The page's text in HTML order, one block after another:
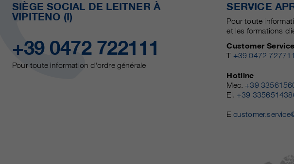
SIÈGE SOCIAL DE LEITNER À
VIPITENO (I)
+39 0472 722111
Pour toute information d'ordre générale
SERVICE
Pour toute
et les formations
Customer Service
T +39 0472 727711
Hotline
Mec. +39
El. +39
E